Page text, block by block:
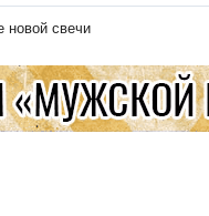
.find( self, delimiter,
новой свечи